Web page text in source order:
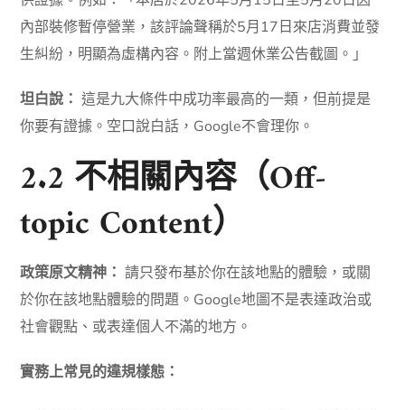
內部裝修暫停營業，該評論聲稱於5月17日來店消費並發
生糾紛，明顯為虛構內容。附上當週休業公告截圖。」
坦白說： 這是九大條件中成功率最高的一類，但前提是
你要有證據。空口說白話，Google不會理你。
2.2 不相關內容（Off-
topic Content）
政策原文精神： 請只發布基於你在該地點的體驗，或關
於你在該地點體驗的問題。Google地圖不是表達政治或
社會觀點、或表達個人不滿的地方。
實務上常見的違規樣態：